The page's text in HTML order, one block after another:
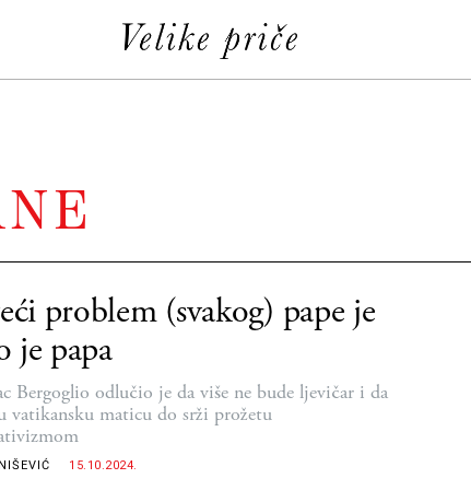
problem (svakog) pape je
je papa
Bergoglio odlučio je da više ne bude ljevičar i da
vatikansku maticu do srži prožetu
15.10.2024.